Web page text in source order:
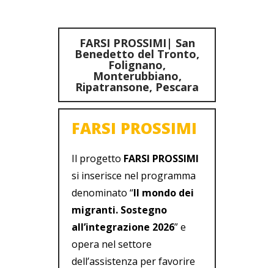
FARSI PROSSIMI| San
Benedetto del Tronto,
Folignano,
Monterubbiano,
Ripatransone, Pescara
FARSI PROSSIMI
Il progetto FARSI PROSSIMI
si inserisce nel programma
denominato “Il mondo dei
migranti. Sostegno
all’integrazione 2026” e
opera nel settore
dell’assistenza per favorire